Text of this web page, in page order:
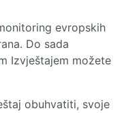
evropskih
Do sada
Izvještajem možete
obuhvatiti, svoje